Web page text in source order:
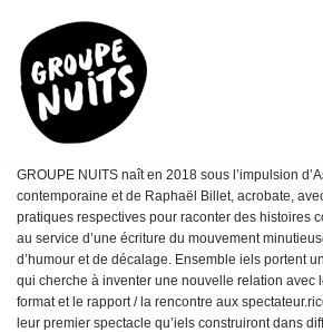
Aller
au
contenu
GROUPE NUITS naît en 2018 sous l’impulsion
contemporaine et de Raphaël Billet, acrobate,
pratiques respectives pour raconter des histoires
au service d’une écriture du mouvement
d’humour et de décalage. Ensemble iels portent
qui cherche à inventer une nouvelle relation avec
format et le rapport / la rencontre aux
leur premier spectacle qu’iels construiront dans